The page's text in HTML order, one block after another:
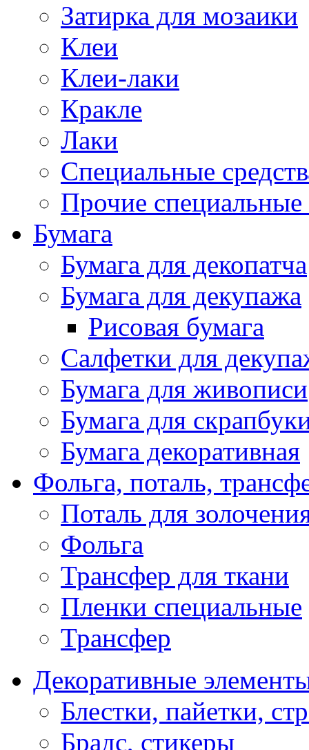
Затирка для мозаики
Клеи
Клеи-лаки
Кракле
Лаки
Специальные
Прочие специальные
Бумага
Бумага для декопатча
Бумага для декупажа
Рисовая бумага
Салфетки для
Бумага для живописи
Бумага для
Бумага декоративная
Фольга, поталь,
Поталь для
Фольга
Трансфер для ткани
Пленки специальные
Трансфер
Декоративные
Блестки, пайетки,
Брадс, стикеры